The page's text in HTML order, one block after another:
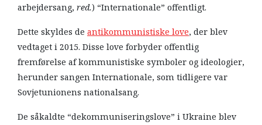
ARBEJDEREN
arbejdersang, red.) “Internationale” offentligt.
Dette skyldes de antikommunistiske love, der blev
vedtaget i 2015. Disse love forbyder offentlig
fremførelse af kommunistiske symboler og ideologier,
herunder sangen Internationale, som tidligere var
Sovjetunionens nationalsang.
De såkaldte “dekommuniseringslove” i Ukraine blev